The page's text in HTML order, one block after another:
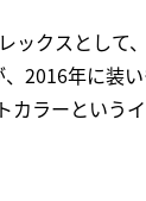
ックスとして
2016年に装
ラーという